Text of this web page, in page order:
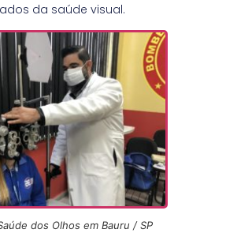
da saúde visual.
dos Olhos em Bauru / SP